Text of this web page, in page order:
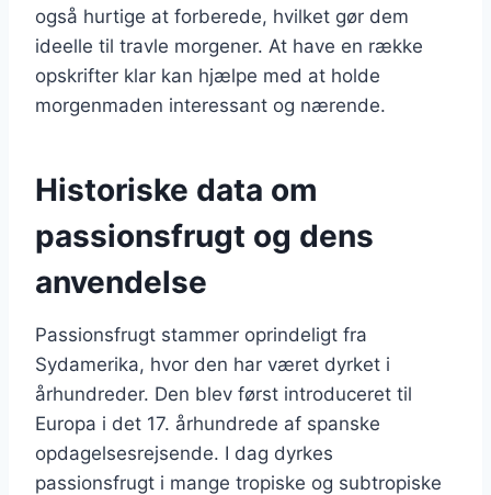
også hurtige at forberede, hvilket gør dem
ideelle til travle morgener. At have en række
opskrifter klar kan hjælpe med at holde
morgenmaden interessant og nærende.
Historiske data om
passionsfrugt og dens
anvendelse
Passionsfrugt stammer oprindeligt fra
Sydamerika, hvor den har været dyrket i
århundreder. Den blev først introduceret til
Europa i det 17. århundrede af spanske
opdagelsesrejsende. I dag dyrkes
passionsfrugt i mange tropiske og subtropiske